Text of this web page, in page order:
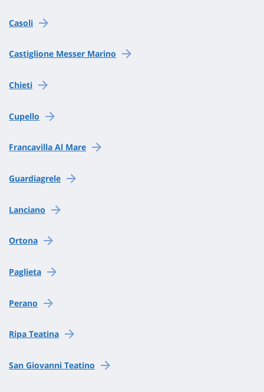
Casoli
Castiglione Messer Marino
Chieti
Cupello
Francavilla Al Mare
Guardiagrele
Lanciano
Ortona
Paglieta
Perano
Ripa Teatina
San Giovanni Teatino